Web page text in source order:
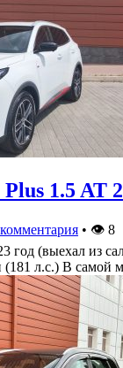
1.5 AT
• 👁 8
год (выехал из
(181 л.с.) В самой